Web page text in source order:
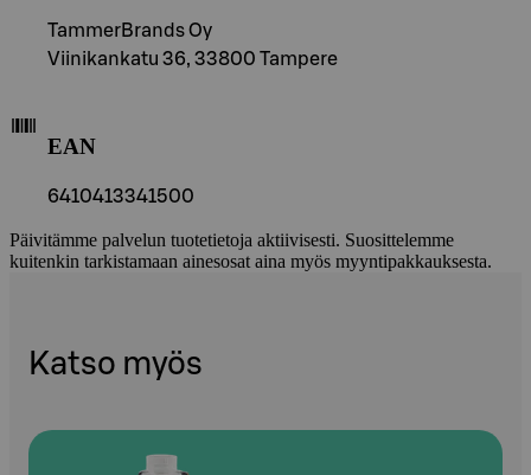
TammerBrands Oy
Viinikankatu 36, 33800 Tampere
EAN
6410413341500
Päivitämme palvelun tuotetietoja aktiivisesti. Suosittelemme
kuitenkin tarkistamaan ainesosat aina myös myyntipakkauksesta.
Katso myös